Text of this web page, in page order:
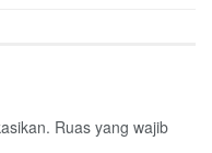
Ruas yang wajib